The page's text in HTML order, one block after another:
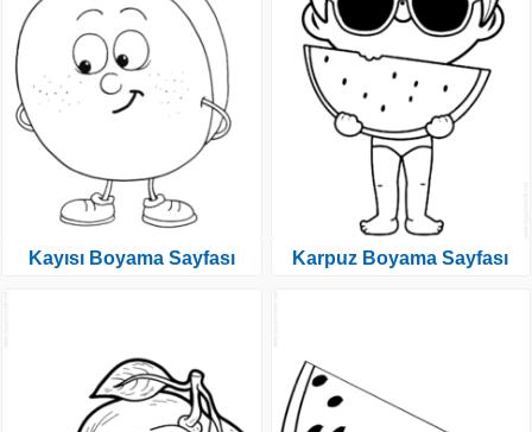
Kayısı Boyama Sayfası Karpuz Boyama Sayfası